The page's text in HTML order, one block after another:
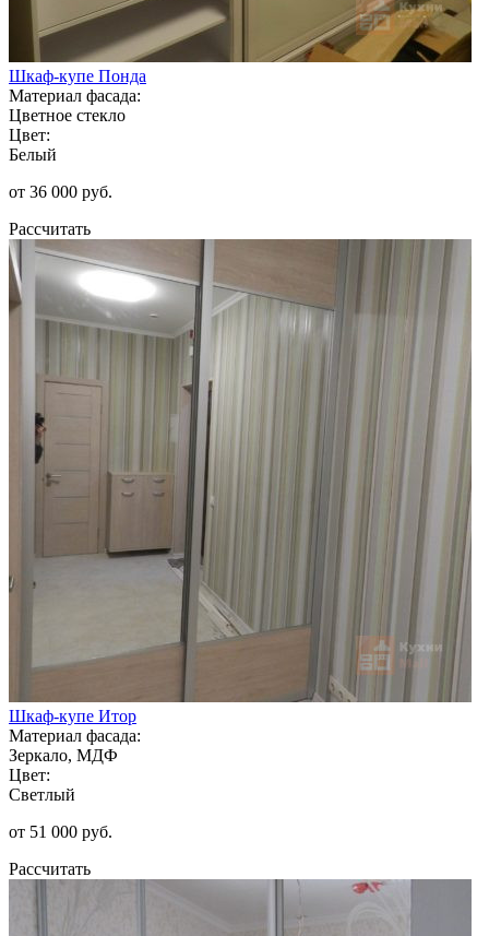
Шкаф-купе Понда
Материал фасада:
Цветное стекло
Цвет:
Белый
от 36 000 руб.
Рассчитать
Шкаф-купе Итор
Материал фасада:
Зеркало, МДФ
Цвет:
Светлый
от 51 000 руб.
Рассчитать